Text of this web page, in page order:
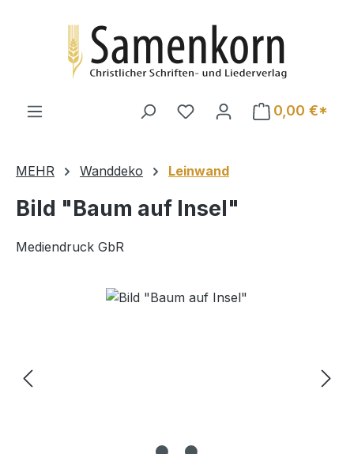
0,00 €*
MEHR Wanddeko Leinwand
Bild "Baum auf Insel"
Mediendruck GbR
Bildergalerie überspringen